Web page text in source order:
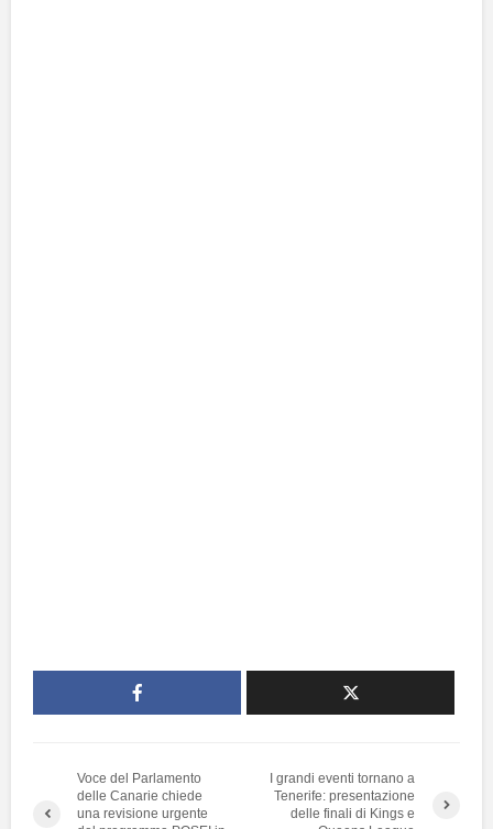
Voce del Parlamento
delle Canarie chiede
una revisione urgente
I grandi eventi tornano a
Tenerife: presentazione
delle finali di Kings e